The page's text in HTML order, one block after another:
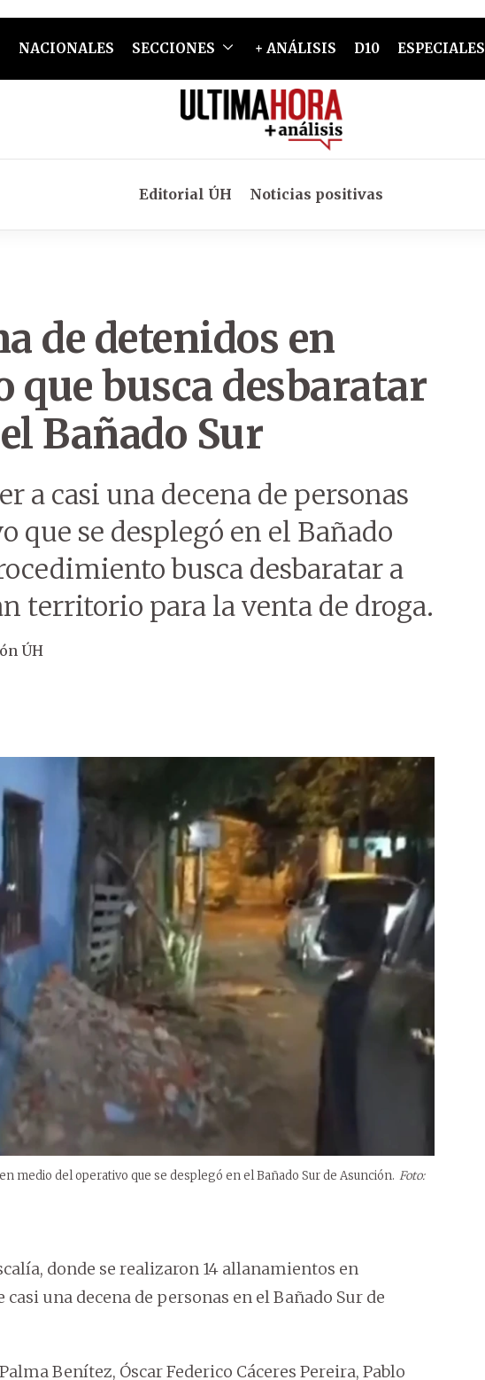
NACIONALES SECCIONES + ANÁLISIS D10 ESPECIALES
Editorial ÚH Noticias positivas
de detenidos en
que busca desbaratar
Bañado Sur
a casi una decena de personas
que se desplegó en el Bañado
busca desbaratar a
territorio para la venta de droga.
ÚH
medio del operativo que se desplegó en el Bañado Sur de Asunción. Foto:
donde se realizaron 14 allanamientos en
una decena de personas en el Bañado Sur de
Benítez, Óscar Federico Cáceres Pereira, Pablo